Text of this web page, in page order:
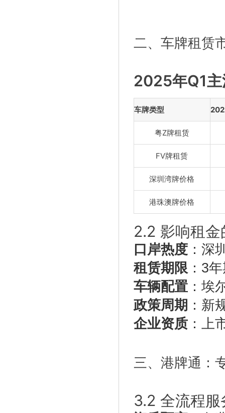
二、车牌租赁
2025年Q1主
车牌类型
粤Z牌租赁
FV牌租赁
深圳湾牌价格
港珠澳牌价格
2.2 影响租
口岸热度 ：深
租赁期限 ：3
车辆配置 ：埃
政策周期 ：新
企业资质 ：上
三、港牌通：
3.2 全流程服